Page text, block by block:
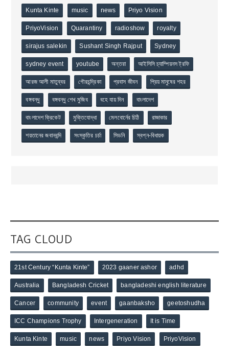
Kunta Kinte music news Priyo Vision
PriyoVision Quarantiny radioshow royalty
sirajus salekin Sushant Singh Rajput Sydney
sydney event youtube অন্তরা আইসিসি চ্যাম্পিয়নস ট্রফি
আরজ আলী মাতুব্বর গৌরচন্দ্রিকা প্রবাস জীবন প্রিয় মানুষের শহর
বঙ্গবন্ধু বঙ্গবন্ধু শেখ মুজিব বহে যায় দিন বাংলাদেশ
বাংলাদেশ ক্রিকেট মুক্তিযোদ্ধা মেলবোর্নের চিঠি রাজাকার
শয়তানের জবানবন্দি সংস্কৃতির চর্চা সিডনি স্বপ্ন-বিধায়ক
TAG CLOUD
21st Century “Kunta Kinte” 2023 gaaner ashor adhd
Australia Bangladesh Cricket bangladeshi english literature
Cancer community event gaanbaksho geetoshudha
ICC Champions Trophy Intergeneration It is Time
Kunta Kinte music news Priyo Vision PriyoVision